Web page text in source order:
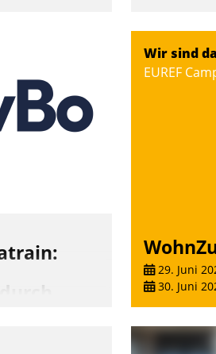
– rund um
Wir sind
EUREF
29. Juni
30. Juni